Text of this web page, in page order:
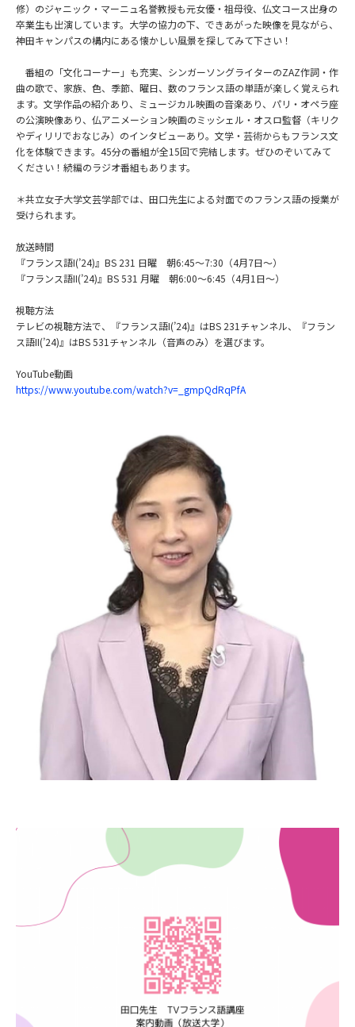
修）のジャニック・マーニュ名誉教授も元女優・祖母役、仏文コース出身の
卒業生も出演しています。大学の協力の下、できあがった映像を見ながら、
神田キャンパスの構内にある懐かしい風景を探してみて下さい！
番組の「文化コーナー」も充実、シンガーソングライターのZAZ作詞・作
曲の歌で、家族、色、季節、曜日、数のフランス語の単語が楽しく覚えられ
ます。文学作品の紹介あり、ミュージカル映画の音楽あり、パリ・オペラ座
の公演映像あり、仏アニメーション映画のミッシェル・オスロ監督（キリク
やディリリでおなじみ）のインタビューあり。文学・芸術からもフランス文
化を体験できます。45分の番組が全15回で完結します。ぜひのぞいてみて
ください！続編のラジオ番組もあります。
＊共立女子大学文芸学部では、田口先生による対面でのフランス語の授業が
受けられます。
放送時間
『フランス語I(’24)』BS 231 日曜 朝6:45～7:30（4月7日～）
『フランス語II(’24)』BS 531 月曜 朝6:00～6:45（4月1日～）
視聴方法
テレビの視聴方法で、『フランス語I(’24)』はBS 231チャンネル、『フラン
ス語II(’24)』はBS 531チャンネル（音声のみ）を選びます。
YouTube動画
https://www.youtube.com/watch?v=_gmpQdRqPfA